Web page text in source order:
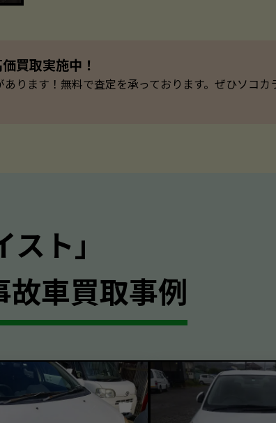
買取実施中！
ります！無料で査定を承っております。ぜひソコカ
スト｣
車買取事例